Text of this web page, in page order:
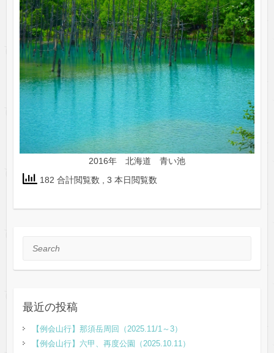
2016年 北海道 青い池
182 合計閲覧数 , 3 本日閲覧数
Search
最近の投稿
【例会山行】那須岳周回（2025.11/1～3）
【例会山行】六甲、再度公園（2025.10.11）